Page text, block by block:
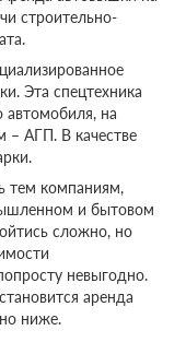
строительно-
Эта спецтехника
автомобиля, на
– АГП. В качестве
тем компаниям,
и бытовом
сложно, но
невыгодно.
аренда
ниже.